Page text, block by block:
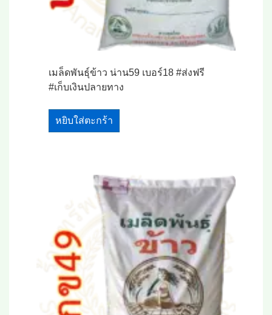
เมล็ดพันธุ์ข้าว น่าน59 เบอร์18 #ส่งฟรี
#เก็บเงินปลายทาง
หยิบใส่ตะกร้า